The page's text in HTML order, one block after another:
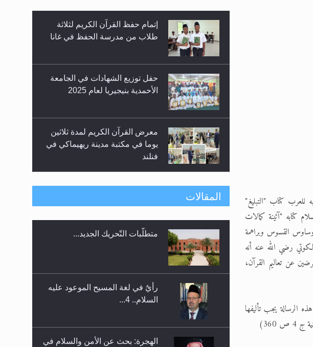
العربي >> المزيد
>> المزيد
للعرب كتاب "التبليغ"
كتابه "آئينة كمالات
القسوس وبراهمة
رضي الله عنه أنه
عن تعاليم القرآن،
الرسالة يجب تأليفها
360)
إتمام حفظ القرآن الكريم لثلاثة
طلاب من مدرسة الحفظ في غانا
حفل توزيع الشهادات في الجامعة
الأحمدية بنيجيريا لعام 2025
معرض القرآن الكريم لمدة ثلاثين
يوما في مكتبة مدينة ريهيماكي في
فنلند
ندوة حول نظام الوصية في
اليوم الوطني الرياضي لمجلس
المقالات
متطلَّبات التّحريك الجديد...
رأيٌ في لغة المسيح الموعود عليه
السلام.. 4...
الهجرة: بحث عن الأمن والسلام في